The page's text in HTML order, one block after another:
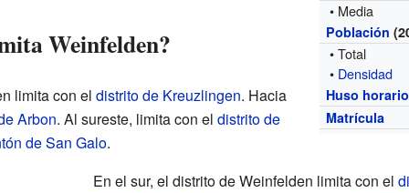
• Media
Población
• Total
• Densidad
Huso horario
Matrícula
Weinfelden?
limita con el distrito de Kreuzlingen. Hacia
Arbon. Al sureste, limita con el distrito de
de San Galo.
En el sur, el distrito de Weinfelden limita con el